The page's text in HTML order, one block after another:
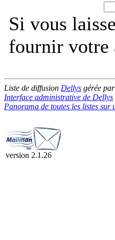
Si vous
fournir votre
Liste de diffusion Dellys gérée par
Interface administrative de Dellys
Panorama de toutes les listes sur
version 2.1.26